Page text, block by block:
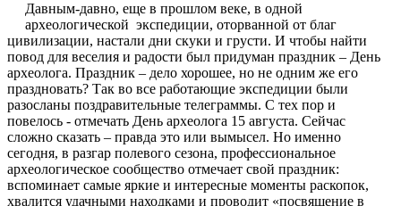
Давным-давно, еще в прошлом веке, в одной
археологической экспедиции, оторванной от благ
цивилизации, настали дни скуки и грусти. И чтобы найти
повод для веселия и радости был придуман праздник – День
археолога. Праздник – дело хорошее, но не одним же его
праздновать? Так во все работающие экспедиции были
разосланы поздравительные телеграммы. С тех пор и
повелось - отмечать День археолога 15 августа. Сейчас
сложно сказать – правда это или вымысел. Но именно
сегодня, в разгар полевого сезона, профессиональное
археологическое сообщество отмечает свой праздник:
вспоминает самые яркие и интересные моменты раскопок,
хвалится удачными находками и проводит «посвящение в